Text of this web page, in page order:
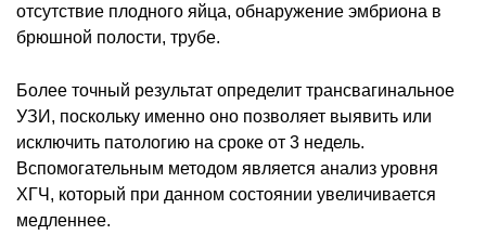
отсутствие плодного яйца, обнаружение эмбриона в
брюшной полости, трубе.
Более точный результат определит трансвагинальное
УЗИ, поскольку именно оно позволяет выявить или
исключить патологию на сроке от 3 недель.
Вспомогательным методом является анализ уровня
ХГЧ, который при данном состоянии увеличивается
медленнее.